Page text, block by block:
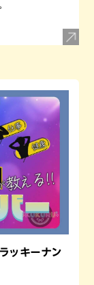
ッキーナン